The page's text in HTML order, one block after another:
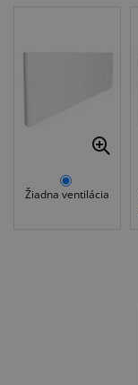
Žiadna ventilácia